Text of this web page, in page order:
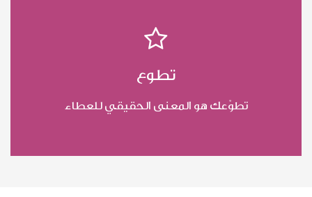
تطوع
تطوّعك هو المعنى الحقيقي للعطاء